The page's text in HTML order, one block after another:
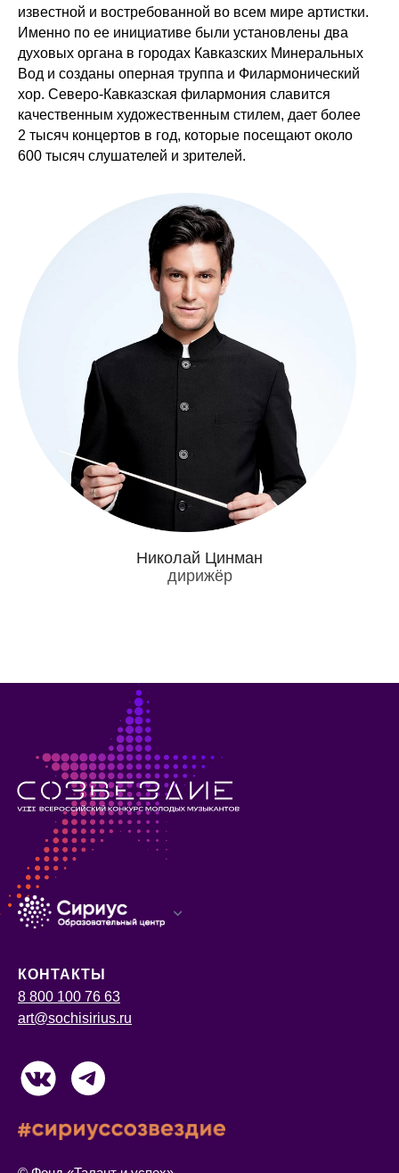
известной и востребованной во всем мире артистки.
Именно по ее инициативе были установлены два
духовых органа в городах Кавказских Минеральных
Вод и созданы оперная труппа и Филармонический
хор. Северо-Кавказская филармония славится
качественным художественным стилем, дает более
2 тысяч концертов в год, которые посещают около
600 тысяч слушателей и зрителей.
Николай Цинман
дирижёр
8 800 100 76 63
art@sochisirius.ru
КОНТАКТЫ